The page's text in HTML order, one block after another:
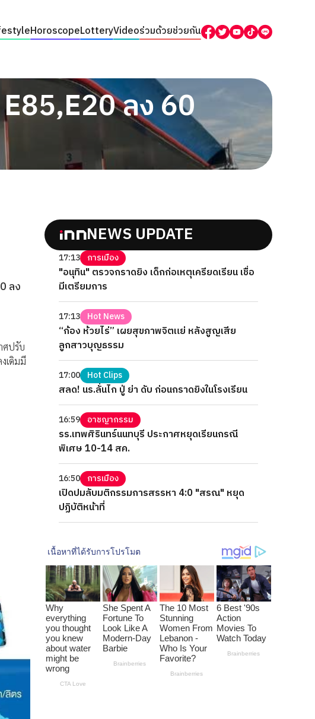
HoroscopeLotteryVideoร่วมด้วยช่วยกัน
ลง 60
ลง
ศปรับ
เดิมมี
NEWS UPDATE
17:13 การเมือง
"อนุทิน" ตรวจกราดยิง เด็กก่อเหตุเครียดเรียน เชื่อ
มีเตรียมการ
17:13 Hot News
“ก้อง ห้วยไร่” เผยสุขภาพจิตแย่ หลังสูญเสีย
ลูกสาวบุญธรรม
17:00 Hot Clips
สลด! นร.ลั่นไก ปู่ ย่า ดับ ก่อนกราดยิงในโรงเรียน
16:59 อาชญากรรม
รร.เทพศิรินทร์นนทบุรี ประกาศหยุดเรียนกรณี
พิเศษ 10-14 สค.
16:50 การเมือง
เปิดปมลับมติกรรมการสรรหา 4:0 "สรณ" หยุด
ปฏิบัติหน้าที่